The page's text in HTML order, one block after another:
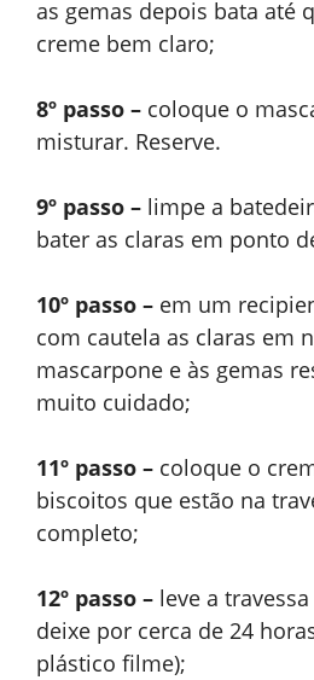
as gemas depois bata até
creme bem claro;
8º passo – coloque o
misturar. Reserve.
9º passo – limpe a
bater as claras em ponto
10º passo – em um
com cautela as claras em
mascarpone e às gemas
muito cuidado;
11º passo – coloque o
biscoitos que estão na
completo;
12º passo – leve a
deixe por cerca de 24
plástico filme);